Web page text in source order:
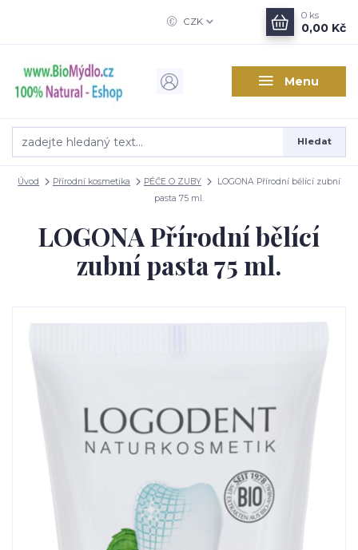
Menu
CZK
Hledat
0 ks
0,00 Kč
Úvod Přírodní kosmetika PÉČE O ZUBY
LOGONA Přírodní bělící zubní
pasta 75 ml.
LOGONA Přírodní bělící
zubní pasta 75 ml.